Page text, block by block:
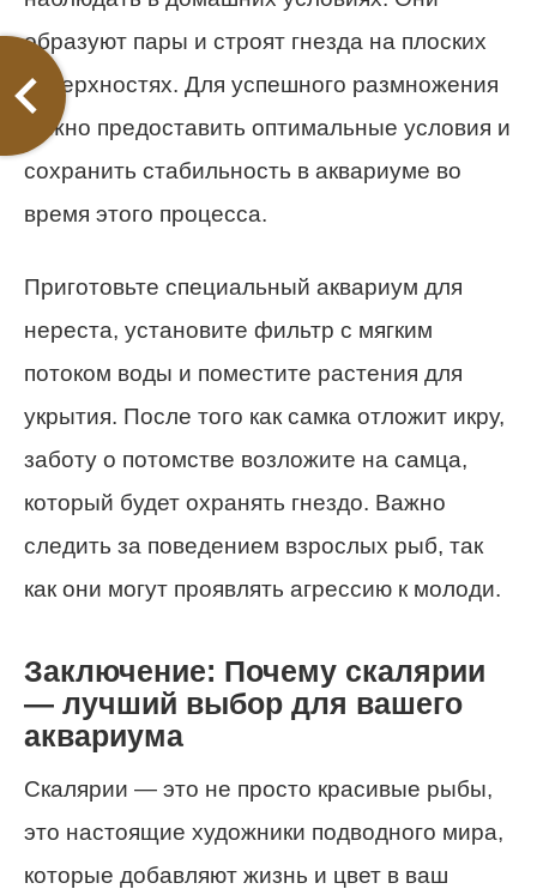
образуют пары и строят гнезда на плоских
поверхностях. Для успешного размножения
важно предоставить оптимальные условия и
сохранить стабильность в аквариуме во
время этого процесса.
Приготовьте специальный аквариум для
нереста, установите фильтр с мягким
потоком воды и поместите растения для
укрытия. После того как самка отложит икру,
заботу о потомстве возложите на самца,
который будет охранять гнездо. Важно
следить за поведением взрослых рыб, так
как они могут проявлять агрессию к молоди.
Заключение: Почему скалярии
— лучший выбор для вашего
аквариума
Скалярии — это не просто красивые рыбы,
это настоящие художники подводного мира,
которые добавляют жизнь и цвет в ваш